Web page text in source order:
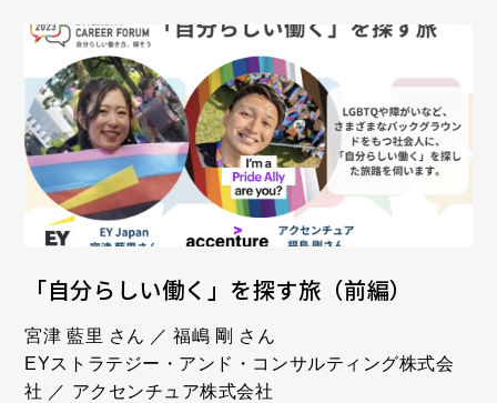
「自分らしい働く」を探す旅（前編）
宮津 藍里 さん ／ 福嶋 剛 さん
EYストラテジー・アンド・コンサルティング株式会
社 ／ アクセンチュア株式会社